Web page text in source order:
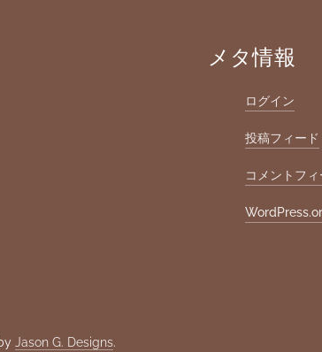
メタ情報
ログイン
投稿フィード
コメントフィ
Jason G. Designs.